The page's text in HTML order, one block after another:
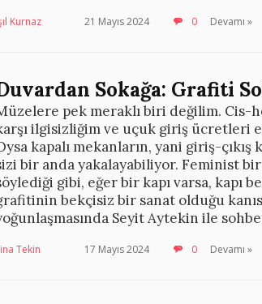
Kurnaz 21 Mayıs 2024 0 Devamı »
Sokağa: Grafiti
pek meraklı biri değilim. Cis-
ilgisizliğim ve uçuk giriş ücretleri
kapalı mekanların, yani giriş-
bir anda yakalayabiliyor. Feminist
gibi, eğer bir kapı varsa, kapı
bekçisiz bir sanat olduğu
Seyit Aytekin ile
Tekin 17 Mayıs 2024 0 Devamı »